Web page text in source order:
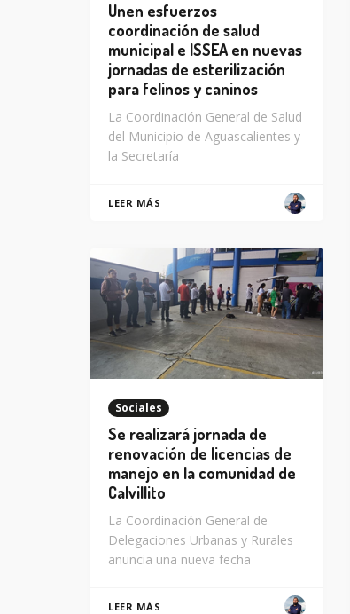
Unen esfuerzos
coordinación de salud
municipal e ISSEA en nuevas
jornadas de esterilización
para felinos y caninos
La Coordinación General de Salud
del Municipio de Aguascalientes y
la Secretaría
LEER MÁS
Sociales
Se realizará jornada de
renovación de licencias de
manejo en la comunidad de
Calvillito
La Coordinación General de
Delegaciones Urbanas y Rurales
anuncia una nueva fecha
LEER MÁS